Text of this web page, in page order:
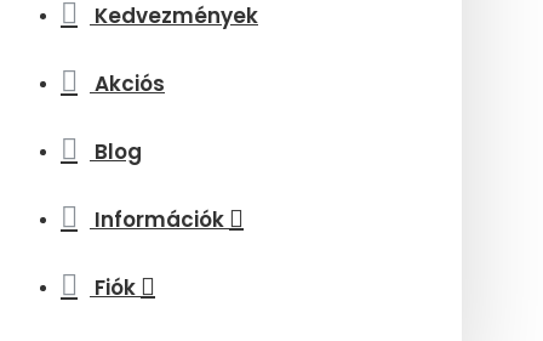
Kedvezmények
Akciós
Blog
Információk
Fiók